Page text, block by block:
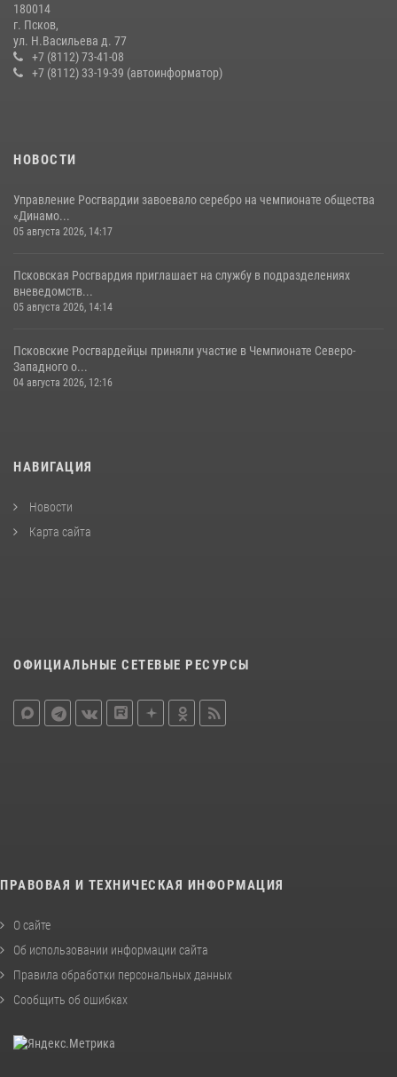
Сотрудники вневедомственной охраны Росгвардии пресекли
хищение в магазине в Пскове
16 июля 2026, 10:24
31 июля 2026, 13:53
180014
г. Псков,
ул. Н.Васильева д. 77
+7 (8112) 73-41-08
+7 (8112) 33-19-39 (автоинформатор)
НОВОСТИ
Управление Росгвардии завоевало серебро на чемпионате общества
«Динамо...
05 августа 2026, 14:17
Псковская Росгвардия приглашает на службу в подразделениях
вневедомств...
05 августа 2026, 14:14
Псковские Росгвардейцы приняли участие в Чемпионате Северо-
Западного о...
04 августа 2026, 12:16
НАВИГАЦИЯ
Новости
Карта сайта
ОФИЦИАЛЬНЫЕ СЕТЕВЫЕ РЕСУРСЫ
ПРАВОВАЯ И ТЕХНИЧЕСКАЯ ИНФОРМАЦИЯ
О сайте
Об использовании информации сайта
Правила обработки персональных данных
Сообщить об ошибках